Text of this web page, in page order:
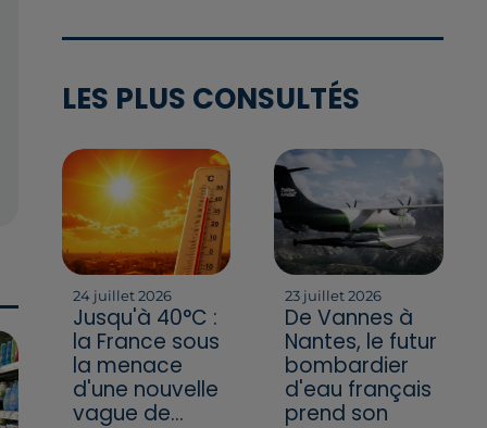
LES PLUS CONSULTÉS
24 juillet 2026
Jusqu'à 40°C :
la France sous
la menace
d'une nouvelle
vague de...
23 juillet 2026
De Vannes à
Nantes, le futur
bombardier
d'eau français
prend son